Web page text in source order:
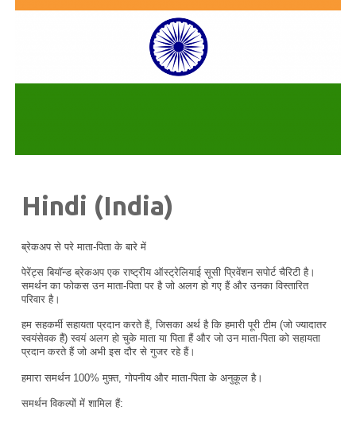
Hindi (India)
ब्रेकअप से परे माता-पिता के बारे में
पेरेंट्स बियॉन्ड ब्रेकअप एक राष्ट्रीय ऑस्ट्रेलियाई सूसी प्रिवेंशन सपोर्ट चैरिटी है।
समर्थन का फोकस उन माता-पिता पर है जो अलग हो गए हैं और उनका विस्तारित
परिवार है।
हम सहकर्मी सहायता प्रदान करते हैं, जिसका अर्थ है कि हमारी पूरी टीम (जो ज्यादातर
स्वयंसेवक हैं) स्वयं अलग हो चुके माता या पिता हैं और जो उन माता-पिता को सहायता
प्रदान करते हैं जो अभी इस दौर से गुजर रहे हैं।
हमारा समर्थन 100% मुफ़्त, गोपनीय और माता-पिता के अनुकूल है।
समर्थन विकल्पों में शामिल हैं: